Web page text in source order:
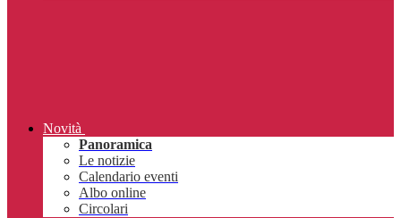
Novità
Panoramica
Le notizie
Calendario eventi
Albo online
Circolari